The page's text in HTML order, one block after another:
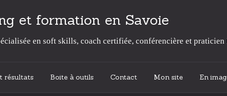
et formation en Savoie
en soft skills, coach certifiée, conférencière et praticien
résultats Boite à outils Contact Mon site En